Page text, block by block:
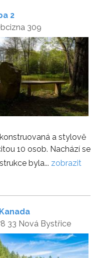
2
309
a stylově
10 osob. Nachází se
byla... zobrazit
33 Nová Bystřice